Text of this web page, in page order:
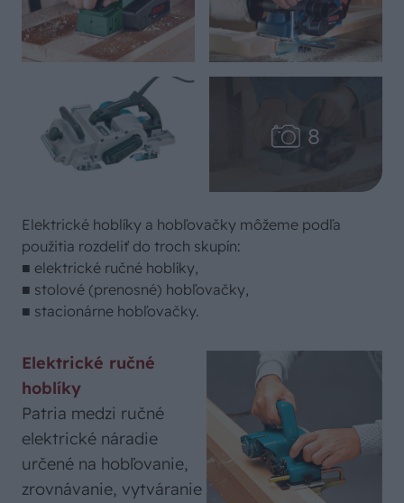
Elektrické hoblíky a hobľovačky môžeme podľa
použitia rozdeliť do troch skupín:
■ elektrické ručné hoblíky,
■ stolové (prenosné) hobľovačky,
■ stacionárne hobľovačky.
Elektrické ručné
hoblíky
Patria medzi ručné
elektrické náradie
určené na hobľovanie,
zrovnávanie, vytváranie